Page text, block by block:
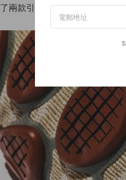
了兩款引人注目的鞋款，將創意